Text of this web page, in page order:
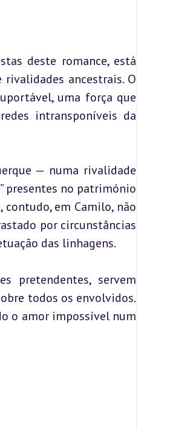
deste romance, está
ancestrais. O
uma força que
intransponíveis da
— numa rivalidade
presentes no património
contudo, em Camilo, não
por circunstâncias
das linhagens.
pretendentes, servem
todos os envolvidos.
o amor impossível num